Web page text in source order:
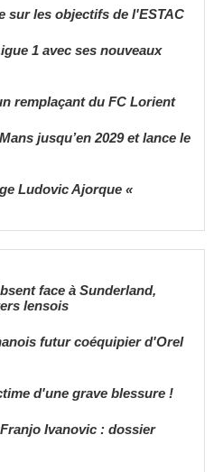
sur les objectifs de l'ESTAC
1 avec ses nouveaux
remplaçant du FC Lorient
jusqu’en 2029 et lance le
Ludovic Ajorque «
face à Sunderland,
lensois
futur coéquipier d'Orel
d'une grave blessure !
Ivanovic : dossier